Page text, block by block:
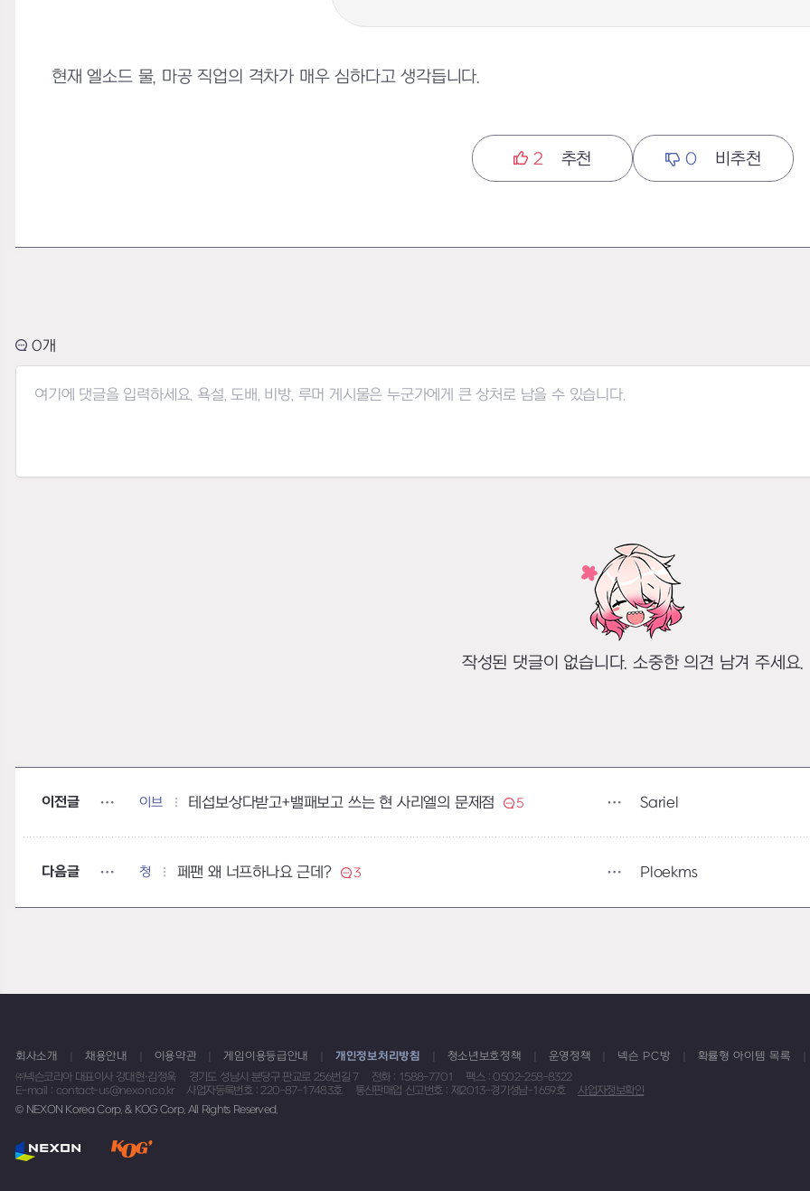
현재 엘소드 물, 마공 직업의 격차가 매우 심하다고 생각듭니다.
2 추천 0 비추천
0
작성된 댓글이 없습니다. 소중한 의견 남겨 주세요.
이전글 이브 테섭보상다받고+밸패보고 쓰는 현 사리엘의 문제점 5 Sariel
다음글 청 페팬 왜 너프하나요 근데? 3 Ploekms
회사소개 채용안내 이용약관 게임이용등급안내 개인정보처리방침 청소년보호정책 운영정책 넥슨 PC방
확률형 아이템 목록
㈜넥슨코리아 대표이사 강대현·김정욱
경기도 성남시 분당구 판교로 256번길 7 전화 : 1588-7701
팩스 : 0502-258-8322
E-mail : contact-us@nexon.co.kr
사업자등록번호 : 220-87-17483호 통신판매업 신고번호 : 제2013-경기성남-1659호
사업자정보확인
© NEXON Korea Corp. & KOG Corp. All Rights Reserved.